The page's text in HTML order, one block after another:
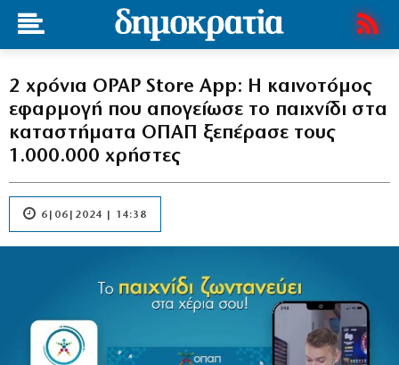
2 χρόνια OPAP Store App: Η καινοτόμος
εφαρμογή που απογείωσε το παιχνίδι στα
καταστήματα ΟΠΑΠ ξεπέρασε τους
1.000.000 χρήστες
6|06|2024 | 14:38